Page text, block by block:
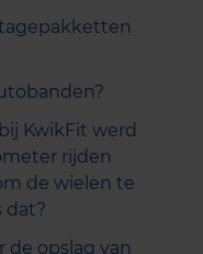
KwikFit werd
rijden
de wielen te
dat?
de opslag van